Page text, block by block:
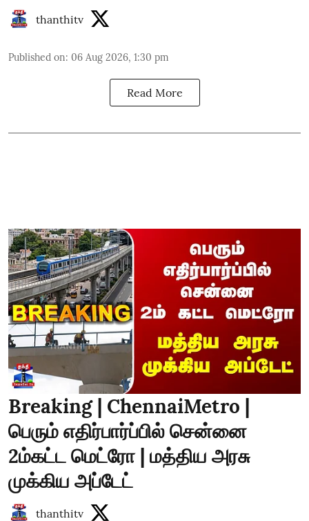
thanthitv
Published on: 06 Aug 2026, 1:30 pm
Read More
Breaking | ChennaiMetro |
பெரும் எதிர்பார்ப்பில் சென்னை
2ம்கட்ட மெட்ரோ | மத்திய அரசு
முக்கிய அப்டேட்
thanthitv